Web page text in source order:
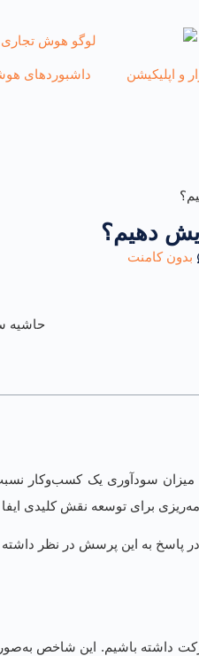
و اپلیکیشن داشبوردهای
دهیم؟
بدون کامنت
سودآوری یک کسب‌وکار نسبت
برای توسعه نقش کلیدی
پاسخ به این پرسش در نظر
داشته باشیم. این شاخص